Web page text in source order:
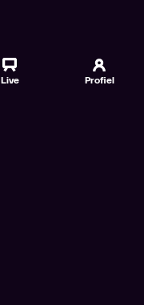
Live Profiel